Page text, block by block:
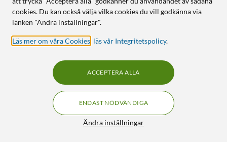
Nomadelic
Solo 550 trådlösa over-
ear-hörlurar med Hybrid
ANC Svart
299:-499:90
Finns i 2 varianter
Hybrid ANC och
transparensläge
Upp till 33 timmars
Djup bas med 40 mm-
Luxorparts
Väggfäste XL för tv 43" till
4.5
Endast 9,5 mm tunn profil
Klarar upp till 75 kg
cookies. Du kan också välja vilka cookies du vill godkänna via
länken "Ändra inställningar".
Läs mer om våra Cookies läs vår Integritetspolicy.
Ändra inställningar
ENDAST NÖDVÄNDIGA
ACCEPTERA ALLA